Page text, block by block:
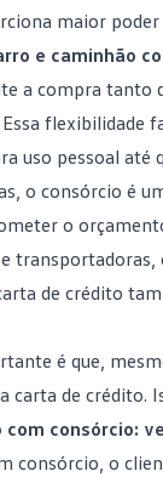
maior poder
e caminhão
a compra tanto
flexibilidade
uso pessoal
o consórcio é
o
de crédito
é que,
carta de crédito.
com consórcio:
consórcio, o